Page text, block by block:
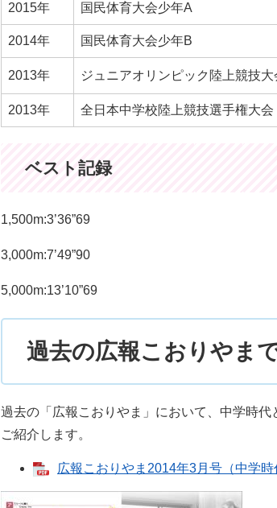
2015年 国民体育大会少年A
2014年 国民体育大会少年B
2013年 ジュニアオリンピック陸上競技大
2013年 全日本中学校陸上競技選手権大会
ベスト記録
1,500m:3’36”69
3,000m:7’49”90
5,000m:13’10”69
過去の広報こおりやま
過去の「広報こおりやま」において、中学時
ご紹介します。
広報こおりやま2014年3月号（中学